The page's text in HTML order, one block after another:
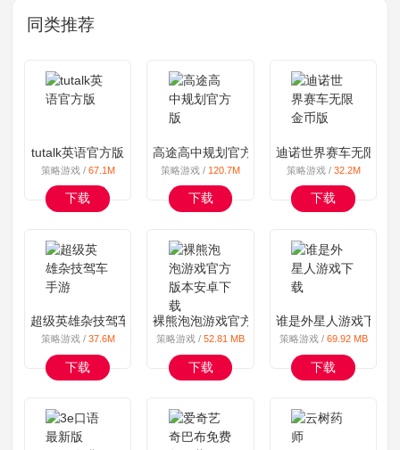
同类推荐
tutalk英语官方版
策略游戏 / 67.1M
下载
高途高中规划官方版
策略游戏 / 120.7M
下载
迪诺世界赛车无限金
策略游戏 / 32.2M
下载
超级英雄杂技驾车手游
策略游戏 / 37.6M
下载
裸熊泡泡游戏官方版本安卓下载
策略游戏 /52.81 MB
下载
谁是外星人游戏下载
策略游戏 / 69.92 MB
下载